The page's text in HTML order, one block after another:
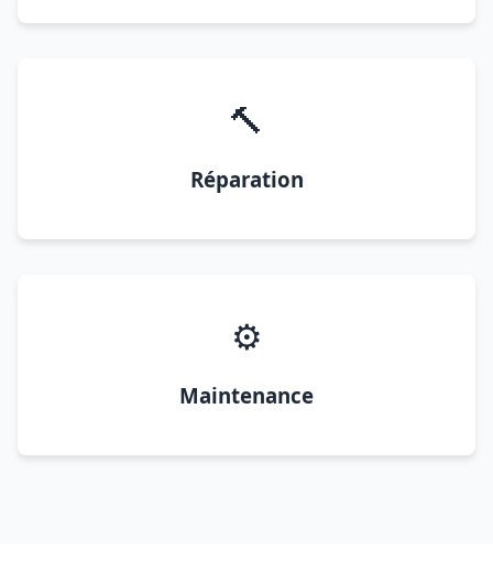
🔨
Réparation
⚙️
Maintenance